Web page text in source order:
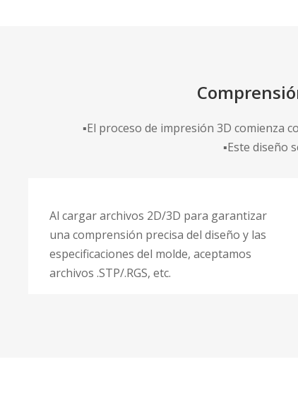
▪El proceso de impresión 3D comienza
▪Este diseño
Al cargar archivos 2D/3D para garantizar
una comprensión precisa del diseño y las
especificaciones del molde, aceptamos
archivos .STP/.RGS, etc.